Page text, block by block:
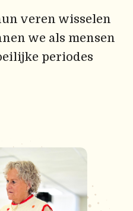
veren wisselen
we als mensen
periodes